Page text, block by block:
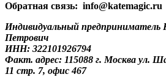
Обратная связь: info@katemagic.ru
Индивидуальный предприниматель
Петрович
ИНН: 322101926794
Факт. адрес: 115088 г. Москва ул.
11 стр. 7, офис 467